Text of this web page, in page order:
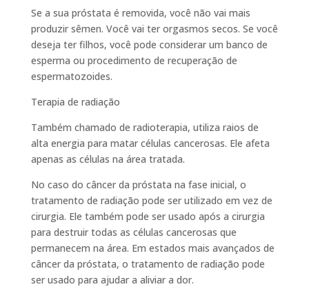
Se a sua próstata é removida, você não vai mais
produzir sêmen. Você vai ter orgasmos secos. Se você
deseja ter filhos, você pode considerar um banco de
esperma ou procedimento de recuperação de
espermatozoides.
Terapia de radiação
Também chamado de radioterapia, utiliza raios de
alta energia para matar células cancerosas. Ele afeta
apenas as células na área tratada.
No caso do câncer da próstata na fase inicial, o
tratamento de radiação pode ser utilizado em vez de
cirurgia. Ele também pode ser usado após a cirurgia
para destruir todas as células cancerosas que
permanecem na área. Em estados mais avançados de
câncer da próstata, o tratamento de radiação pode
ser usado para ajudar a aliviar a dor.